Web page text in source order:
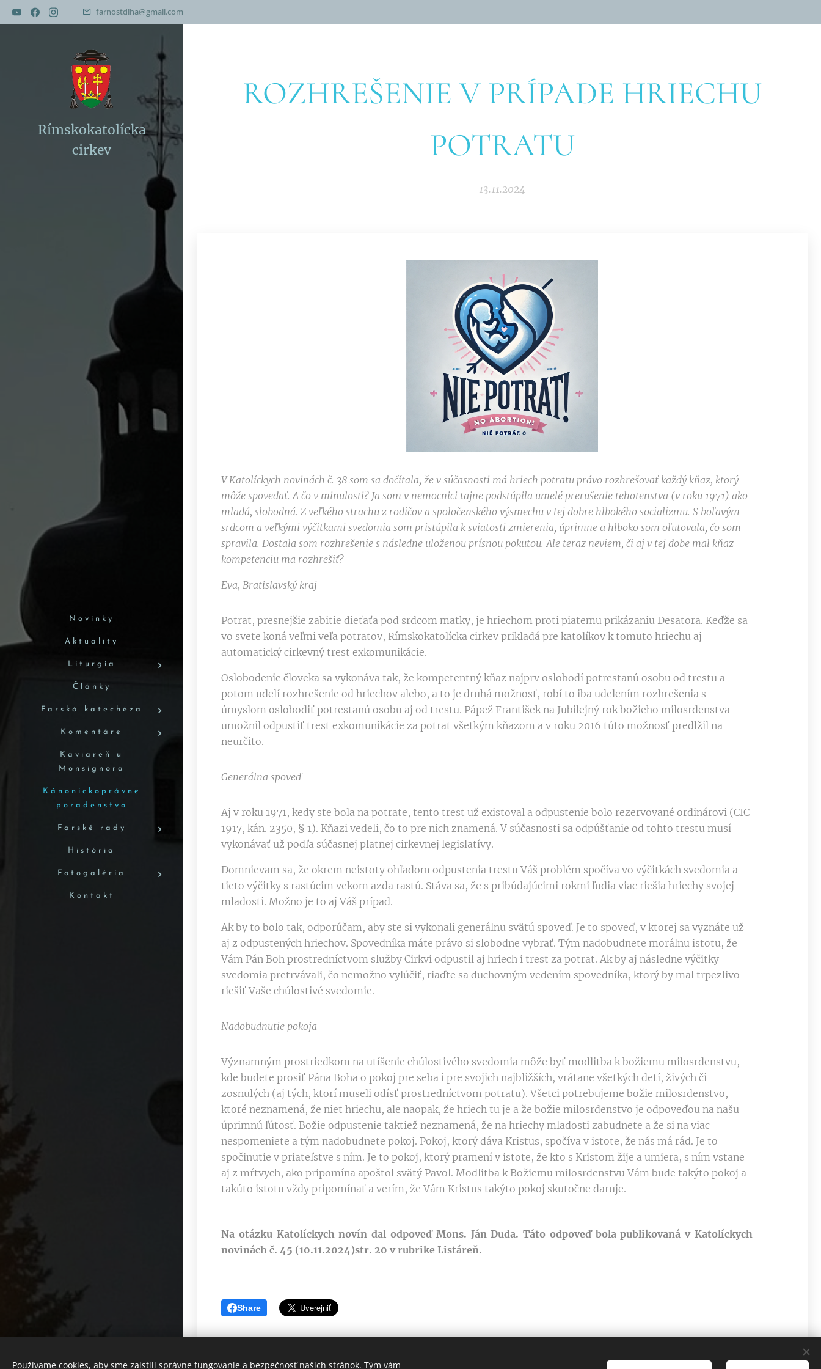
farnostdlha@gmail.com
Rímskokatolícka
cirkev
Novinky
Aktuality
Liturgia
Články
Farská katechéza
Komentáre
Kaviareň u
Monsignora
Kánonickoprávne
poradenstvo
Farské rady
História
Fotogaléria
Kontakt
ROZHREŠENIE V PRÍPADE HRIECHU
POTRATU
13.11.2024
V Katolíckych novinách č. 38 som sa dočítala, že v súčasnosti má hriech potratu právo rozhrešovať každý kňaz, ktorý
môže spovedať. A čo v minulosti? Ja som v nemocnici tajne podstúpila umelé prerušenie tehotenstva (v roku 1971) ako
mladá, slobodná. Z veľkého strachu z rodičov a spoločenského výsmechu v tej dobre hlbokého socializmu. S boľavým
srdcom a veľkými výčitkami svedomia som pristúpila k sviatosti zmierenia, úprimne a hlboko som oľutovala, čo som
spravila. Dostala som rozhrešenie s následne uloženou prísnou pokutou. Ale teraz neviem, či aj v tej dobe mal kňaz
kompetenciu ma rozhrešiť?
Eva, Bratislavský kraj
Potrat, presnejšie zabitie dieťaťa pod srdcom matky, je hriechom proti piatemu prikázaniu Desatora. Keďže sa
vo svete koná veľmi veľa potratov, Rímskokatolícka cirkev prikladá pre katolíkov k tomuto hriechu aj
automatický cirkevný trest exkomunikácie.
Oslobodenie človeka sa vykonáva tak, že kompetentný kňaz najprv oslobodí potrestanú osobu od trestu a
potom udelí rozhrešenie od hriechov alebo, a to je druhá možnosť, robí to iba udelením rozhrešenia s
úmyslom oslobodiť potrestanú osobu aj od trestu. Pápež František na Jubilejný rok božieho milosrdenstva
umožnil odpustiť trest exkomunikácie za potrat všetkým kňazom a v roku 2016 túto možnosť predlžil na
neurčito.
Generálna spoveď
Aj v roku 1971, kedy ste bola na potrate, tento trest už existoval a odpustenie bolo rezervované ordinárovi (CIC
1917, kán. 2350, § 1). Kňazi vedeli, čo to pre nich znamená. V súčasnosti sa odpúšťanie od tohto trestu musí
vykonávať už podľa súčasnej platnej cirkevnej legislatívy.
Domnievam sa, že okrem neistoty ohľadom odpustenia trestu Váš problém spočíva vo výčitkách svedomia a
tieto výčitky s rastúcim vekom azda rastú. Stáva sa, že s pribúdajúcimi rokmi ľudia viac riešia hriechy svojej
mladosti. Možno je to aj Váš prípad.
Ak by to bolo tak, odporúčam, aby ste si vykonali generálnu svätú spoveď. Je to spoveď, v ktorej sa vyznáte už
aj z odpustených hriechov. Spovedníka máte právo si slobodne vybrať. Tým nadobudnete morálnu istotu, že
Vám Pán Boh prostredníctvom služby Cirkvi odpustil aj hriech i trest za potrat. Ak by aj následne výčitky
svedomia pretrvávali, čo nemožno vylúčiť, riaďte sa duchovným vedením spovedníka, ktorý by mal trpezlivo
riešiť Vaše chúlostivé svedomie.
Nadobudnutie pokoja
Významným prostriedkom na utíšenie chúlostivého svedomia môže byť modlitba k božiemu milosrdenstvu,
kde budete prosiť Pána Boha o pokoj pre seba i pre svojich najbližších, vrátane všetkých detí, živých či
zosnulých (aj tých, ktorí museli odísť prostredníctvom potratu). Všetci potrebujeme božie milosrdenstvo,
ktoré neznamená, že niet hriechu, ale naopak, že hriech tu je a že božie milosrdenstvo je odpoveďou na našu
úprimnú ľútosť. Božie odpustenie taktiež neznamená, že na hriechy mladosti zabudnete a že si na viac
nespomeniete a tým nadobudnete pokoj. Pokoj, ktorý dáva Kristus, spočíva v istote, že nás má rád. Je to
spočinutie v priateľstve s ním. Je to pokoj, ktorý pramení v istote, že kto s Kristom žije a umiera, s ním vstane
aj z mŕtvych, ako pripomína apoštol svätý Pavol. Modlitba k Božiemu milosrdenstvu Vám bude takýto pokoj a
takúto istotu vždy pripomínať a verím, že Vám Kristus takýto pokoj skutočne daruje.
Na otázku Katolíckych novín dal odpoveď Mons. Ján Duda. Táto odpoveď bola publikovaná v Katolíckych
novinách č. 45 (10.11.2024)str. 20 v rubrike Listáreň.
Share
Používame cookies, aby sme zaistili správne fungovanie a bezpečnosť našich stránok. Tým vám